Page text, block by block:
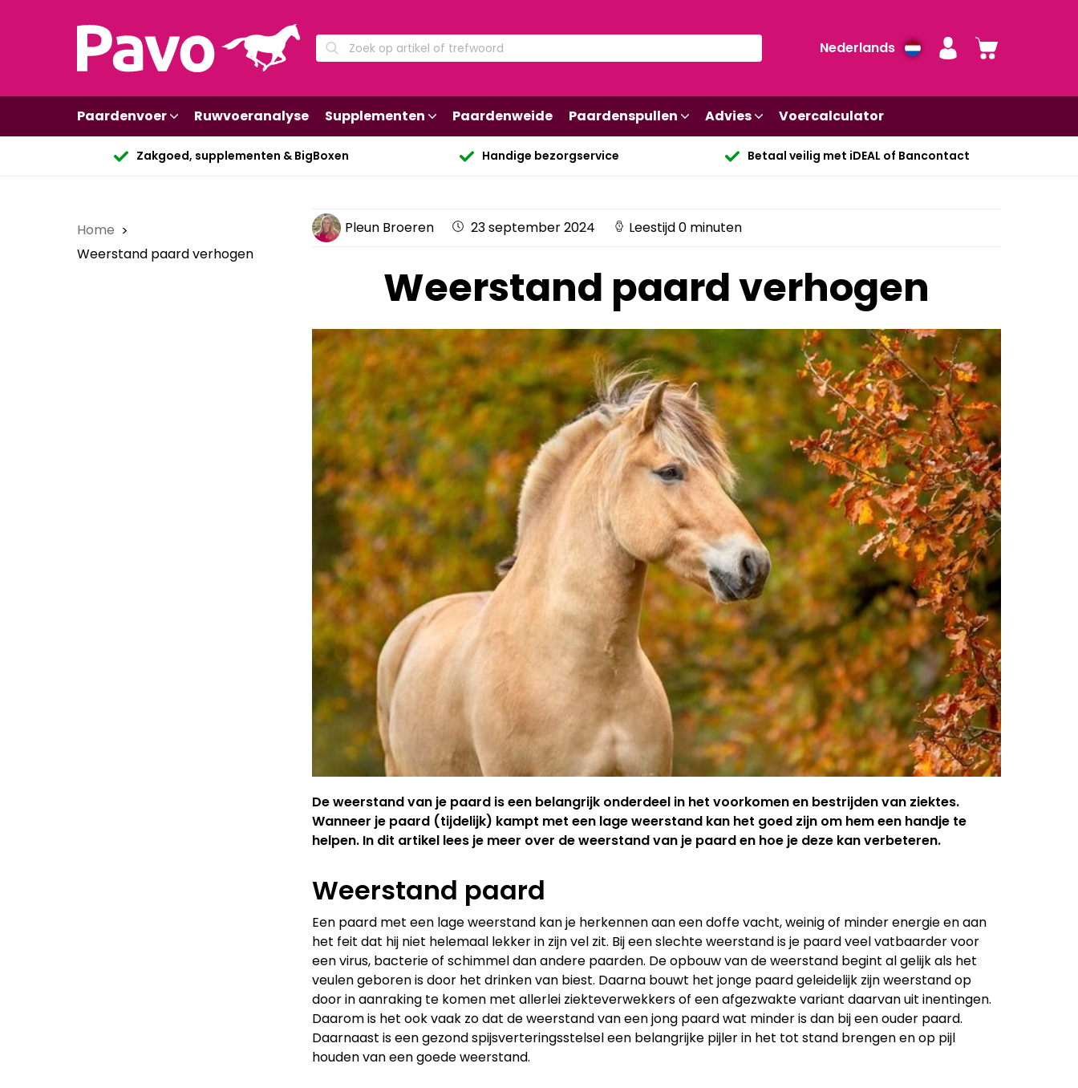
Nederlands
Paardenvoer Ruwvoeranalyse Supplementen Paardenweide Paardenspullen Advies Voercalculator
Zakgoed, supplementen & BigBoxen Handige bezorgservice Betaal veilig met iDEAL of Bancontact
Home
Weerstand paard verhogen
Pleun Broeren 23 september 2024 Leestijd 0 minuten
Weerstand paard verhogen
De weerstand van je paard is een belangrijk onderdeel in het voorkomen en bestrijden van ziektes.
Wanneer je paard (tijdelijk) kampt met een lage weerstand kan het goed zijn om hem een handje te
helpen. In dit artikel lees je meer over de weerstand van je paard en hoe je deze kan verbeteren.
Weerstand paard
Een paard met een lage weerstand kan je herkennen aan een doffe vacht, weinig of minder energie en aan
het feit dat hij niet helemaal lekker in zijn vel zit. Bij een slechte weerstand is je paard veel vatbaarder voor
een virus, bacterie of schimmel dan andere paarden. De opbouw van de weerstand begint al gelijk als het
veulen geboren is door het drinken van biest. Daarna bouwt het jonge paard geleidelijk zijn weerstand op
door in aanraking te komen met allerlei ziekteverwekkers of een afgezwakte variant daarvan uit inentingen.
Daarom is het ook vaak zo dat de weerstand van een jong paard wat minder is dan bij een ouder paard.
Daarnaast is een gezond spijsverteringsstelsel een belangrijke pijler in het tot stand brengen en op pijl
houden van een goede weerstand.